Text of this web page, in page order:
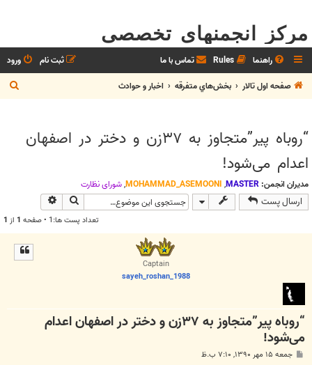
مرکز انجمنهای تخصصی
راهنما Rules تماس با ما ورود
ثبت نام
صفحه اول تالار
بخش‌‌هاي متفرقه اخبار و حوادث
س
“روباه پیر”متجاوز به ۳۷زن و دختر در اصفهان
اعدام می‌شود!
مدیران انجمن: MASTER
,
MOHAMMAD_ASEMOONI
,شوراي نظارت
ارسال پست جستجو
تعداد پست ها:1 • صفحه 1 از 1
Captain
sayeh_roshan_1988
“روباه پیر”متجاوز به ۳۷زن و دختر در اصفهان اعدام
می‌شود!
جمعه ۱۵ مهر ۱۳۹۰, ۷:۱۰ ب.ظ